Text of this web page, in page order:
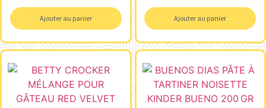
Ajouter au panier Ajouter au panier